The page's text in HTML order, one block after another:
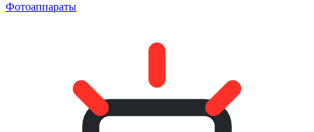
Фотоаппараты